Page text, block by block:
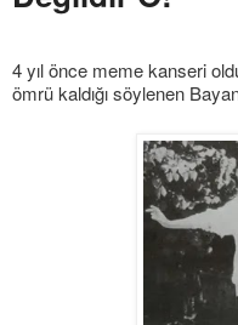
4 yıl önce meme kanseri
ömrü kaldığı söylenen